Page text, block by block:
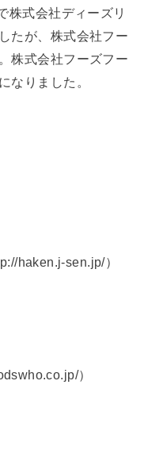
株式会社ディーズリ
たが、株式会社フー
株式会社フーズフー
なりました。
haken.j-sen.jp/）
）